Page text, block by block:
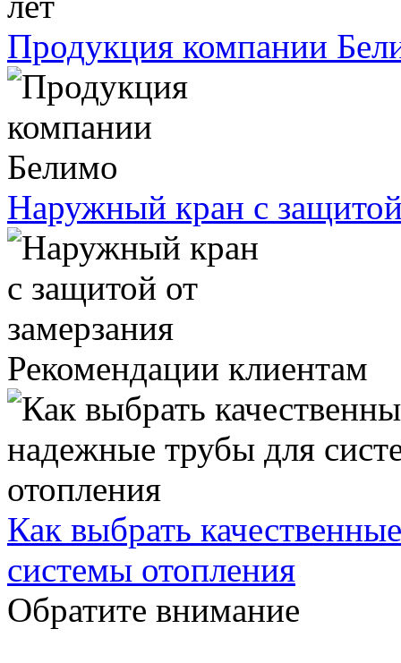
Продукция компании
Наружный кран с
Рекомендации клиентам
Как выбрать
системы отопления
Обратите внимание